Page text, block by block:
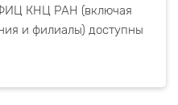
КНЦ РАН (включая
и филиалы) доступны